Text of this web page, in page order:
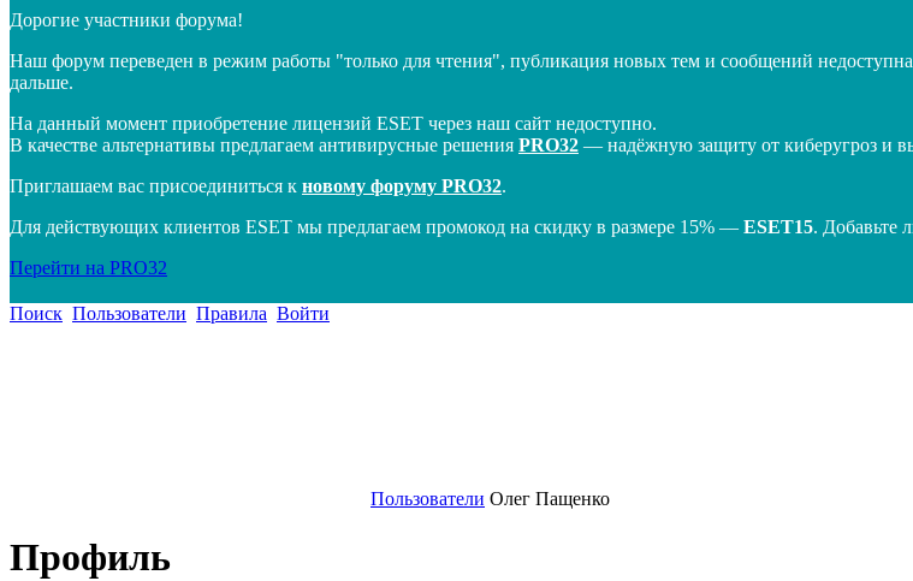
Дорогие участники форума!
Наш форум переведен в режим работы "только для чтения", публикация новых тем и сообщений
дальше.
На данный момент приобретение лицензий ESET через наш сайт недоступно.
В качестве альтернативы предлагаем антивирусные решения PRO32 — надёжную защиту от киберугроз и
Приглашаем вас присоединиться к новому форуму PRO32.
Для действующих клиентов ESET мы предлагаем промокод на скидку в размере 15% — ESET15. Добавьте
Перейти на PRO32
Поиск Пользователи Правила Войти
Пользователи Олег Пащенко
Профиль